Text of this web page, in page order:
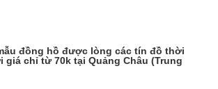
đồng hồ được lòng các tín đồ thời
giá chỉ từ 70k tại Quảng Châu (Trung